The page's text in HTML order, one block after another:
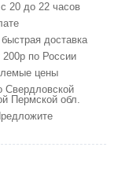
20 до 22 часов
доставка
по России
цены
Свердловской
Пермской обл.